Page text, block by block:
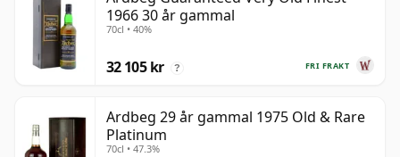
1966 30 år gammal
70cl • 40%
FRI FRAKT
32 105 kr ?
Ardbeg 29 år gammal 1975 Old & Rare
Platinum
70cl • 47.3%